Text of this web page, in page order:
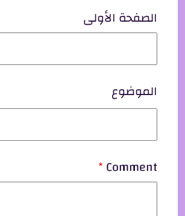
الصفحة الأولى
الموضوع
Comment